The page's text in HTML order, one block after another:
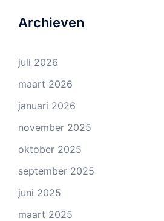
Archieven
juli 2026
maart 2026
januari 2026
november 2025
oktober 2025
september 2025
juni 2025
maart 2025